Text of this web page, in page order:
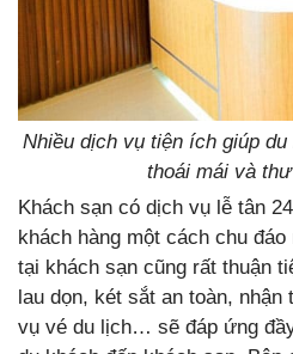
Nhiều dịch vụ tiện ích giúp
thoái mái và
Khách sạn có dịch vụ lễ tân
khách hàng một cách chu
tại khách sạn cũng rất thuận
lau dọn, két sắt an toàn, nhận
vụ vé du lịch… sẽ đáp ứng